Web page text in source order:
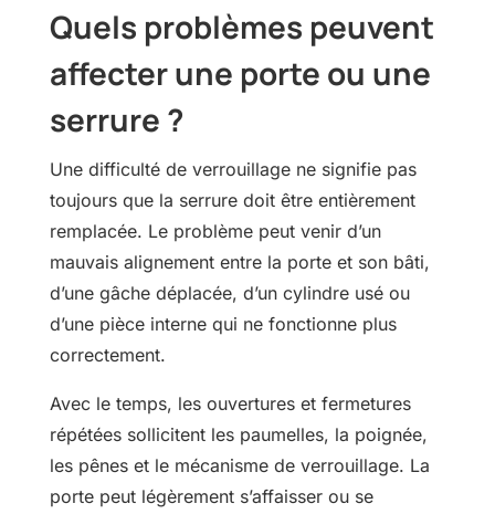
Quels problèmes peuvent
affecter une porte ou une
serrure ?
Une difficulté de verrouillage ne signifie pas
toujours que la serrure doit être entièrement
remplacée. Le problème peut venir d’un
mauvais alignement entre la porte et son bâti,
d’une gâche déplacée, d’un cylindre usé ou
d’une pièce interne qui ne fonctionne plus
correctement.
Avec le temps, les ouvertures et fermetures
répétées sollicitent les paumelles, la poignée,
les pênes et le mécanisme de verrouillage. La
porte peut légèrement s’affaisser ou se